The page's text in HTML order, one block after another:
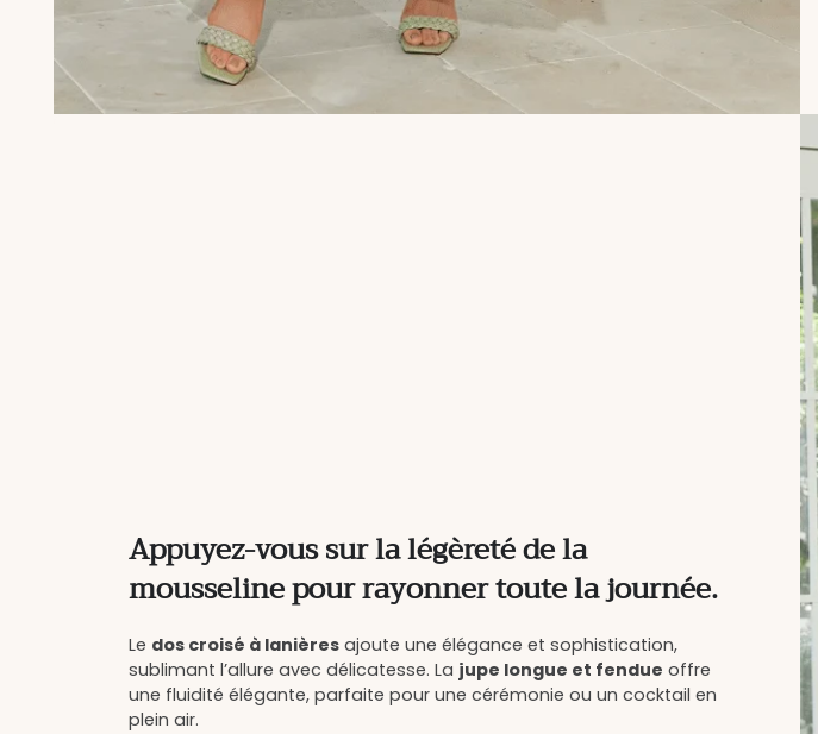
Appuyez-vous sur la légèreté de la
mousseline pour rayonner toute la journée.
Le dos croisé à lanières ajoute une élégance et sophistication,
sublimant l’allure avec délicatesse. La jupe longue et fendue offre
une fluidité élégante, parfaite pour une cérémonie ou un cocktail en
plein air.